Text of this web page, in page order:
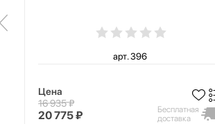
арт. 396
Цена
16 935 ₽
20 775 ₽
Бесплатная
доставка